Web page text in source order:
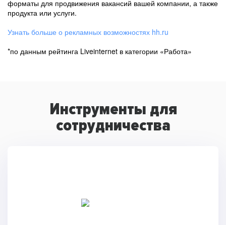
форматы для продвижения вакансий вашей компании, а также
продукта или услуги.
Узнать больше о рекламных возможностях hh.ru
*по данным рейтинга Liveinternet в категории «Работа»
Инструменты для
сотрудничества